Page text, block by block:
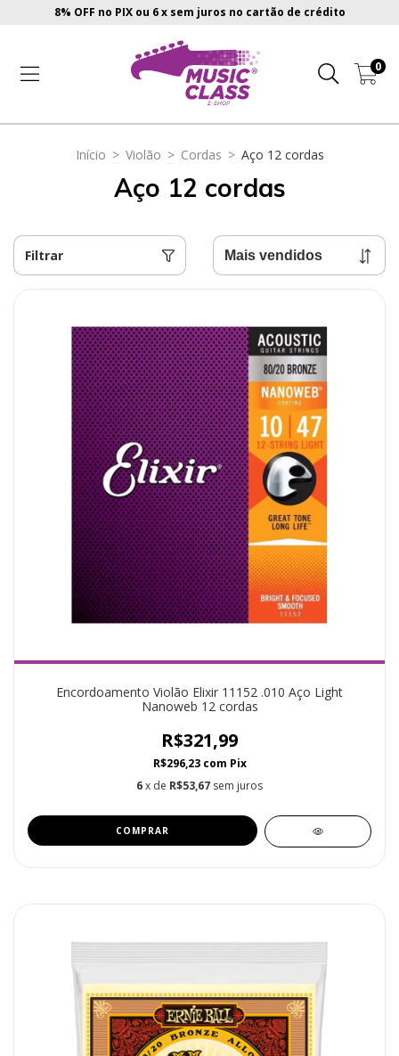
8% OFF no PIX ou 6 x sem juros no cartão de crédito
0
Início > Violão > Cordas > Aço 12 cordas
Aço 12 cordas
Filtrar
Encordoamento Violão Elixir 11152 .010 Aço Light
Nanoweb 12 cordas
R$321,99
R$296,23 com Pix
6x de R$53,67 sem juros